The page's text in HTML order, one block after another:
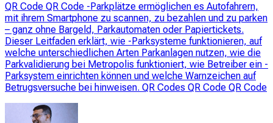
QR Code QR Code -Parkplätze ermöglichen es Autofahrern,
mit ihrem Smartphone zu scannen, zu bezahlen und zu parken
– ganz ohne Bargeld, Parkautomaten oder Papiertickets.
Dieser Leitfaden erklärt, wie -Parksysteme funktionieren, auf
welche unterschiedlichen Arten Parkanlagen nutzen, wie die
Parkvalidierung bei Metropolis funktioniert, wie Betreiber ein -
Parksystem einrichten können und welche Warnzeichen auf
Betrugsversuche bei hinweisen. QR Codes QR Code QR Code